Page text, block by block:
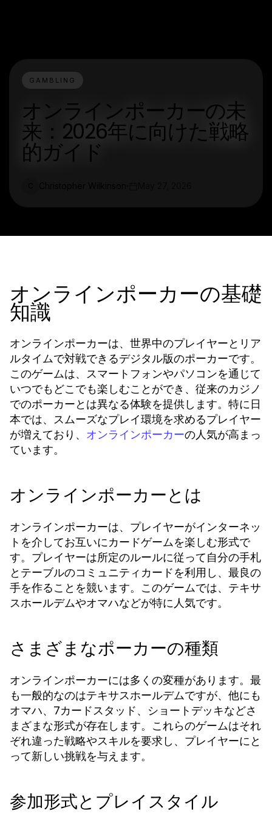
GAMBLING
オンラインポーカーの未
来：2026年に向けた戦略
的ガイド
オンラインポーカーの基礎
知識
オンラインポーカーは、世界中のプレイヤーとリア
ルタイムで対戦できるデジタル版のポーカーです。
このゲームは、スマートフォンやパソコンを通じて
いつでもどこでも楽しむことができ、従来のカジノ
でのポーカーとは異なる体験を提供します。特に日
本では、スムーズなプレイ環境を求めるプレイヤー
が増えており、
オンラインポーカーの人気が高まっ
ています。
オンラインポーカーとは
オンラインポーカーは、プレイヤーがインターネッ
トを介してお互いにカードゲームを楽しむ形式で
す。プレイヤーは所定のルールに従って自分の手札
とテーブルのコミュニティカードを利用し、最良の
手を作ることを競います。このゲームでは、テキサ
スホールデムやオマハなどが特に人気です。
さまざまなポーカーの種類
オンラインポーカーには多くの変種があります。最
も一般的なのはテキサスホールデムですが、他にも
オマハ、7カードスタッド、ショートデッキなどさ
まざまな形式が存在します。これらのゲームはそれ
ぞれ違った戦略やスキルを要求し、プレイヤーにと
って新しい挑戦を与えます。
参加形式とプレイスタイル